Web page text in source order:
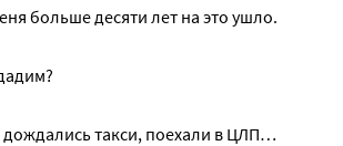
больше десяти лет на это ушло.
такси, поехали в ЦЛП…